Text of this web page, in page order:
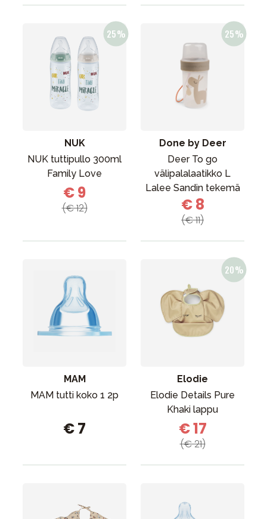
NUK
NUK tuttipullo 300ml
Family Love
€ 9
(€ 12)
Done by Deer
Deer To go
välipalalaatikko L
Lalee Sandin tekemä
€ 8
(€ 11)
MAM
MAM tutti koko 1 2p
€ 7
Elodie
Elodie Details Pure
Khaki lappu
€ 17
(€ 21)